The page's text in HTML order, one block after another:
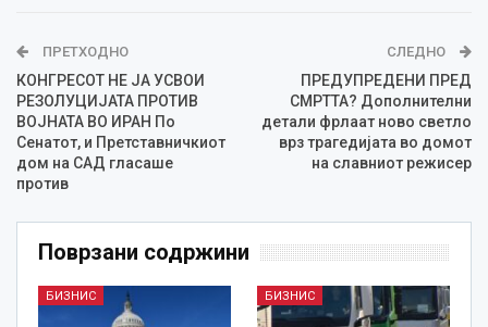
ПРЕТХОДНО
КОНГРЕСОТ НЕ ЈА УСВОИ
РЕЗОЛУЦИЈАТА ПРОТИВ
ВОЈНАТА ВО ИРАН По
Сенатот, и Претставничкиот
дом на САД гласаше
против
СЛЕДНО
ПРЕДУПРЕДЕНИ ПРЕД
СМРТТА? Дополнителни
детали фрлаат ново светло
врз трагедијата во домот
на славниот режисер
Поврзани содржини
БИЗНИС БИЗНИС